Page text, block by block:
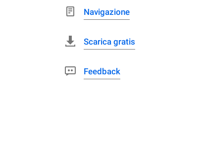
Navigazione
Scarica gratis
Feedback